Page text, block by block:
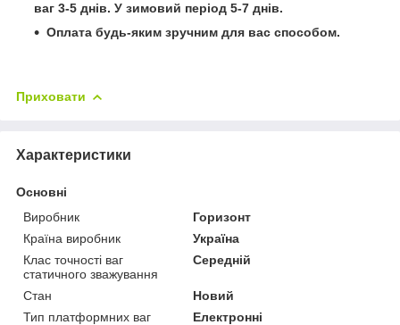
ваг 3-5 днів. У зимовий період 5-7 днів.
Оплата будь-яким зручним для вас способом.
Приховати
Характеристики
Основні
Виробник
Горизонт
Країна виробник
Україна
Клас точності ваг
статичного зважування
Середній
Стан
Новий
Тип платформних ваг
Електронні